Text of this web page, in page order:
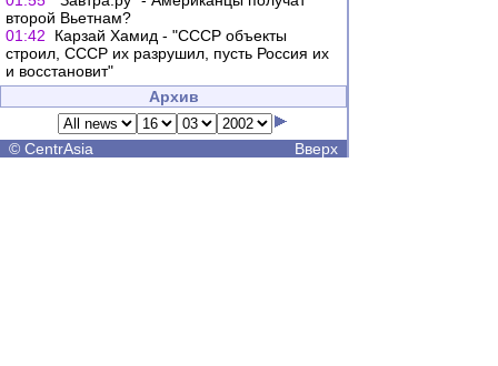
второй Вьетнам?
01:42
Карзай Хамид - "СССР объекты
строил, СССР их разрушил, пусть Россия их
и восстановит"
Архив
© CentrAsia Вверх